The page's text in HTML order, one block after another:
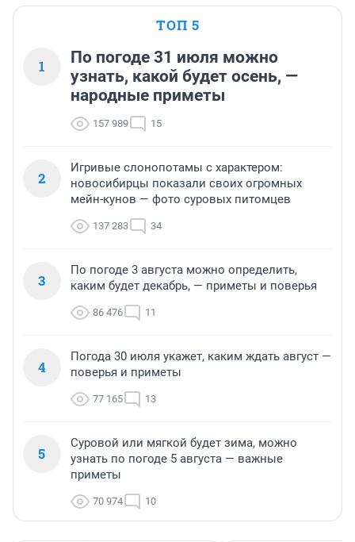
ТОП 5
1
По погоде 31 июля можно
узнать, какой будет осень, —
народные приметы
157 989 15
2
Игривые слонопотамы с характером:
новосибирцы показали своих огромных
мейн-кунов — фото суровых питомцев
137 283 34
3
По погоде 3 августа можно определить,
каким будет декабрь, — приметы и поверья
86 476 11
4
Погода 30 июля укажет, каким ждать август —
поверья и приметы
77 165 13
5
Суровой или мягкой будет зима, можно
узнать по погоде 5 августа — важные
приметы
70 974 10